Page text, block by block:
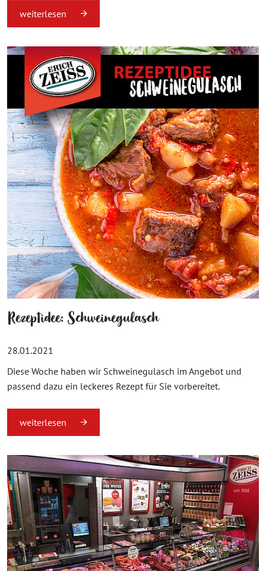
weiterlesen
Rezeptidee: Schweinegulasch
28.01.2021
Diese Woche haben wir Schweinegulasch im Angebot und
passend dazu ein leckeres Rezept für Sie vorbereitet.
weiterlesen